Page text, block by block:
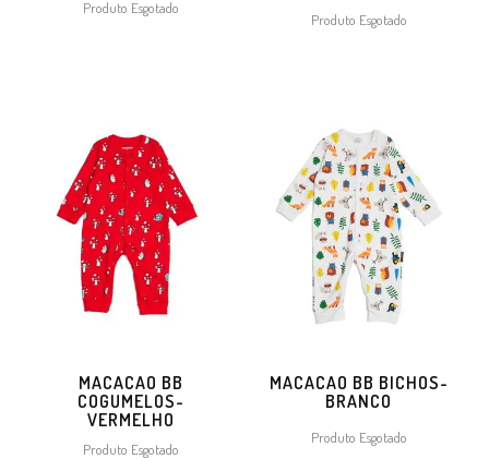
Produto Esgotado
Produto Esgotado
MACACAO BB
COGUMELOS-
VERMELHO
Produto Esgotado
MACACAO BB BICHOS-
BRANCO
Produto Esgotado